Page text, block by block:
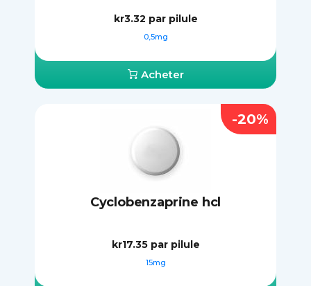
kr3.32 par pilule
0,5mg
Acheter
Cyclobenzaprine hcl
kr17.35 par pilule
15mg
-20%